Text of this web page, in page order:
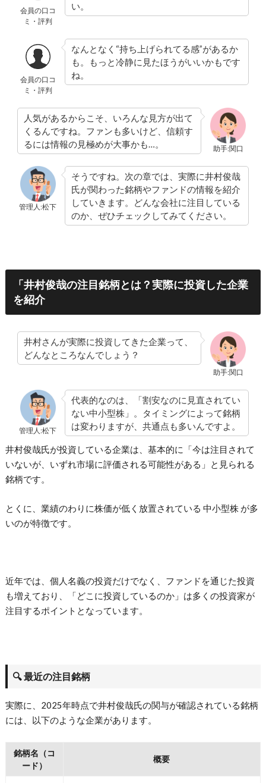
会員の口コ
ミ・評判
い。
会員の口コ
ミ・評判
なんとなく“持ち上げられてる感”があるか
も。もっと冷静に見たほうがいいかもです
ね。
助手:関口
人気があるからこそ、いろんな見方が出て
くるんですね。ファンも多いけど、信頼す
るには情報の見極めが大事かも…。
管理人:松下
そうですね。次の章では、実際に井村俊哉
氏が関わった銘柄やファンドの情報を紹介
していきます。どんな会社に注目している
のか、ぜひチェックしてみてください。
「井村俊哉の注目銘柄とは？実際に投資した企業
を紹介
助手:関口
井村さんが実際に投資してきた企業って、
どんなところなんでしょう？
管理人:松下
代表的なのは、「割安なのに見直されてい
ない中小型株」。タイミングによって銘柄
は変わりますが、共通点も多いんですよ。
井村俊哉氏が投資している企業は、基本的に「今は注目されて
いないが、いずれ市場に評価される可能性がある」と見られる
銘柄です。
とくに、業績のわりに株価が低く放置されている 中小型株 が多
いのが特徴です。
近年では、個人名義の投資だけでなく、ファンドを通じた投資
も増えており、「どこに投資しているのか」は多くの投資家が
注目するポイントとなっています。
🔍 最近の注目銘柄
実際に、2025年時点で井村俊哉氏の関与が確認されている銘柄
には、以下のような企業があります。
銘柄名（コ
ード）
概要